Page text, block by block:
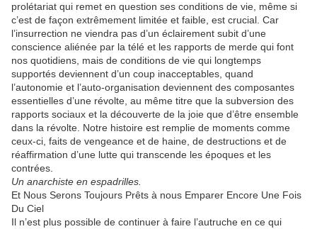
prolétariat qui remet en question ses conditions de vie, même si
c’est de façon extrêmement limitée et faible, est crucial. Car
l’insurrection ne viendra pas d’un éclairement subit d’une
conscience aliénée par la télé et les rapports de merde qui font
nos quotidiens, mais de conditions de vie qui longtemps
supportés deviennent d’un coup inacceptables, quand
l’autonomie et l’auto-organisation deviennent des composantes
essentielles d’une révolte, au même titre que la subversion des
rapports sociaux et la découverte de la joie que d’être ensemble
dans la révolte. Notre histoire est remplie de moments comme
ceux-ci, faits de vengeance et de haine, de destructions et de
réaffirmation d’une lutte qui transcende les époques et les
contrées.
Un anarchiste en espadrilles.
Et Nous Serons Toujours Prêts à nous Emparer Encore Une Fois
Du Ciel
Il n’est plus possible de continuer à faire l’autruche en ce qui